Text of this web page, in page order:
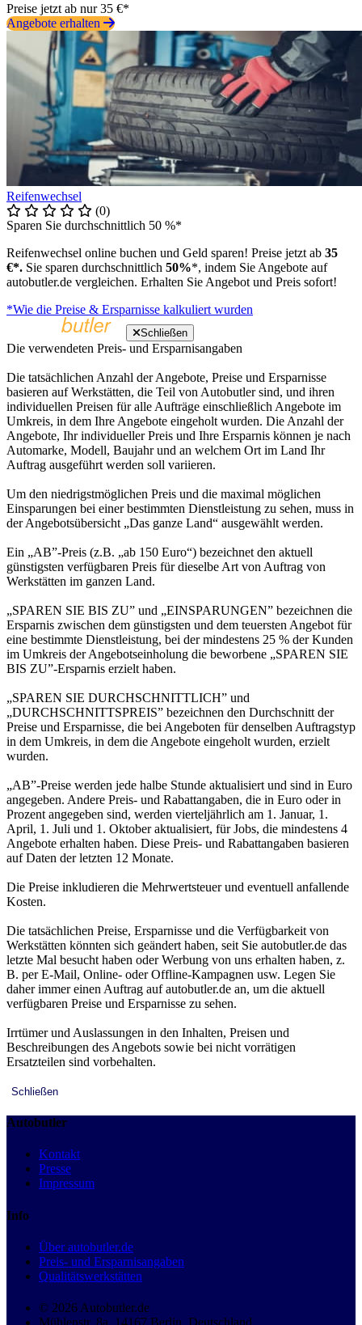
Preise jetzt ab nur 35 €*
Angebote erhalten
Reifenwechsel
(0)
Sparen Sie durchschnittlich 50 %*
Reifenwechsel online buchen und Geld sparen! Preise jetzt ab 35
€*. Sie sparen durchschnittlich 50%*, indem Sie Angebote auf
autobutler.de vergleichen. Erhalten Sie Angebot und Preis sofort!
*Wie die Preise & Ersparnisse kalkuliert wurden
Schließen
Die verwendeten Preis- und Ersparnisangaben
Die tatsächlichen Anzahl der Angebote, Preise und Ersparnisse
basieren auf Werkstätten, die Teil von Autobutler sind, und ihren
individuellen Preisen für alle Aufträge einschließlich Angebote im
Umkreis, in dem Ihre Angebote eingeholt wurden. Die Anzahl der
Angebote, Ihr individueller Preis und Ihre Ersparnis können je nach
Automarke, Modell, Baujahr und an welchem Ort im Land Ihr
Auftrag ausgeführt werden soll variieren.
Um den niedrigstmöglichen Preis und die maximal möglichen
Einsparungen bei einer bestimmten Dienstleistung zu sehen, muss in
der Angebotsübersicht „Das ganze Land“ ausgewählt werden.
Ein „AB”-Preis (z.B. „ab 150 Euro“) bezeichnet den aktuell
günstigsten verfügbaren Preis für dieselbe Art von Auftrag von
Werkstätten im ganzen Land.
„SPAREN SIE BIS ZU” und „EINSPARUNGEN” bezeichnen die
Ersparnis zwischen dem günstigsten und dem teuersten Angebot für
eine bestimmte Dienstleistung, bei der mindestens 25 % der Kunden
im Umkreis der Angebotseinholung die beworbene „SPAREN SIE
BIS ZU”-Ersparnis erzielt haben.
„SPAREN SIE DURCHSCHNITTLICH” und
„DURCHSCHNITTSPREIS” bezeichnen den Durchschnitt der
Preise und Ersparnisse, die bei Angeboten für denselben Auftragstyp
in dem Umkreis, in dem die Angebote eingeholt wurden, erzielt
wurden.
„AB”-Preise werden jede halbe Stunde aktualisiert und sind in Euro
angegeben. Andere Preis- und Rabattangaben, die in Euro oder in
Prozent angegeben sind, werden vierteljährlich am 1. Januar, 1.
April, 1. Juli und 1. Oktober aktualisiert, für Jobs, die mindestens 4
Angebote erhalten haben. Diese Preis- und Rabattangaben basieren
auf Daten der letzten 12 Monate.
Die Preise inkludieren die Mehrwertsteuer und eventuell anfallende
Kosten.
Die tatsächlichen Preise, Ersparnisse und die Verfügbarkeit von
Werkstätten könnten sich geändert haben, seit Sie autobutler.de das
letzte Mal besucht haben oder Werbung von uns erhalten haben, z.
B. per E-Mail, Online- oder Offline-Kampagnen usw. Legen Sie
daher immer einen Auftrag auf autobutler.de an, um die aktuell
verfügbaren Preise und Ersparnisse zu sehen.
Irrtümer und Auslassungen in den Inhalten, Preisen und
Beschreibungen des Angebots sowie bei nicht vorrätigen
Ersatzteilen sind vorbehalten.
Schließen
Autobutler
Kontakt
Presse
Impressum
Info
Über autobutler.de
Preis- und Ersparnisangaben
Qualitätswerkstätten
© 2026 Autobutler.de